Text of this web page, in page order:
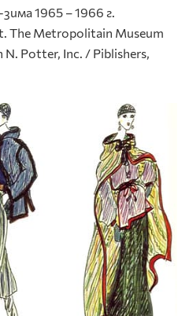
1965 – 1966 г.
The Metropolitain Museum
Potter, Inc. / Piblishers,